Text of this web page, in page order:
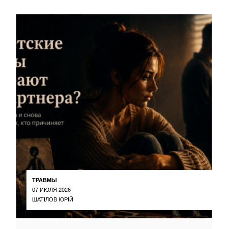
ТРАВМЫ
07 ИЮЛЯ 2026
ШАТІЛОВ ЮРІЙ